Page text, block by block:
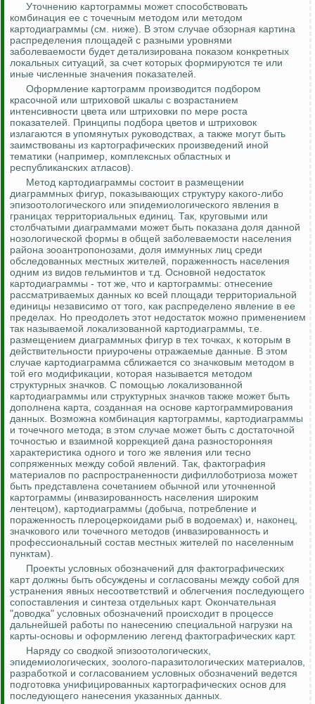
Уточнению картограммы может способствовать
комбинация ее с точечным методом или методом
картодиаграммы (см. ниже). В этом случае обзорная картина
распределения площадей с разными уровнями
заболеваемости будет детализирована показом конкретных
локальных ситуаций, за счет которых формируются те или
иные численные значения показателей.
Оформление картограмм производится подбором
красочной или штриховой шкалы с возрастанием
интенсивности цвета или штриховки по мере роста
показателей. Принципы подбора цветов и штриховок
излагаются в упомянутых руководствах, а также могут быть
заимствованы из картографических произведений иной
тематики (например, комплексных областных и
республиканских атласов).
Метод картодиаграммы состоит в размещении
диаграммных фигур, показывающих структуру какого-либо
эпизоотологического или эпидемиологического явления в
границах территориальных единиц. Так, круговыми или
столбчатыми диаграммами может быть показана доля данной
нозологической формы в общей заболеваемости населения
района зооантропонозами, доля иммунных лиц среди
обследованных местных жителей, пораженность населения
одним из видов гельминтов и т.д. Основной недостаток
картодиаграммы - тот же, что и картограммы: отнесение
рассматриваемых данных ко всей площади территориальной
единицы независимо от того, как распределено явление в ее
пределах. Но преодолеть этот недостаток можно применением
так называемой локализованной картодиаграммы, т.е.
размещением диаграммных фигур в тех точках, к которым в
действительности приурочены отражаемые данные. В этом
случае картодиаграмма сближается со значковым методом в
той его модификации, которая называется методом
структурных значков. С помощью локализованной
картодиаграммы или структурных значков также может быть
дополнена карта, созданная на основе картограммирования
данных. Возможна комбинация картограммы, картодиаграммы
и точечного метода; в этом случае может быть с достаточной
точностью и взаимной коррекцией дана разносторонняя
характеристика одного и того же явления или тесно
сопряженных между собой явлений. Так, фактография
материалов по распространенности дифиллоботриоза может
быть представлена сочетанием обычной или уточненной
картограммы (инвазированность населения широким
лентецом), картодиаграммы (добыча, потребление и
пораженность плероцеркоидами рыб в водоемах) и, наконец,
значкового или точечного методов (инвазированность и
профессиональный состав местных жителей по населенным
пунктам).
Проекты условных обозначений для фактографических
карт должны быть обсуждены и согласованы между собой для
устранения явных несоответствий и облегчения последующего
сопоставления и синтеза отдельных карт. Окончательная
"доводка" условных обозначений происходит в процессе
дальнейшей работы по нанесению специальной нагрузки на
карты-основы и оформлению легенд фактографических карт.
Наряду со сводкой эпизоотологических,
эпидемиологических, зоолого-паразитологических материалов,
разработкой и согласованием условных обозначений ведется
подготовка унифицированных картографических основ для
последующего нанесения указанных данных.